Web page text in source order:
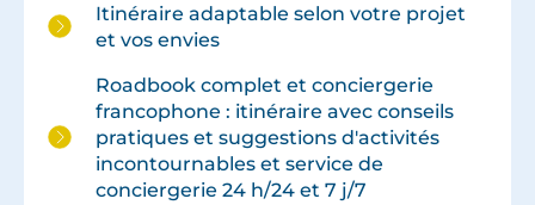
Itinéraire adaptable selon votre projet
et vos envies
Roadbook complet et conciergerie
francophone : itinéraire avec conseils
pratiques et suggestions d'activités
incontournables et service de
conciergerie 24 h/24 et 7 j/7